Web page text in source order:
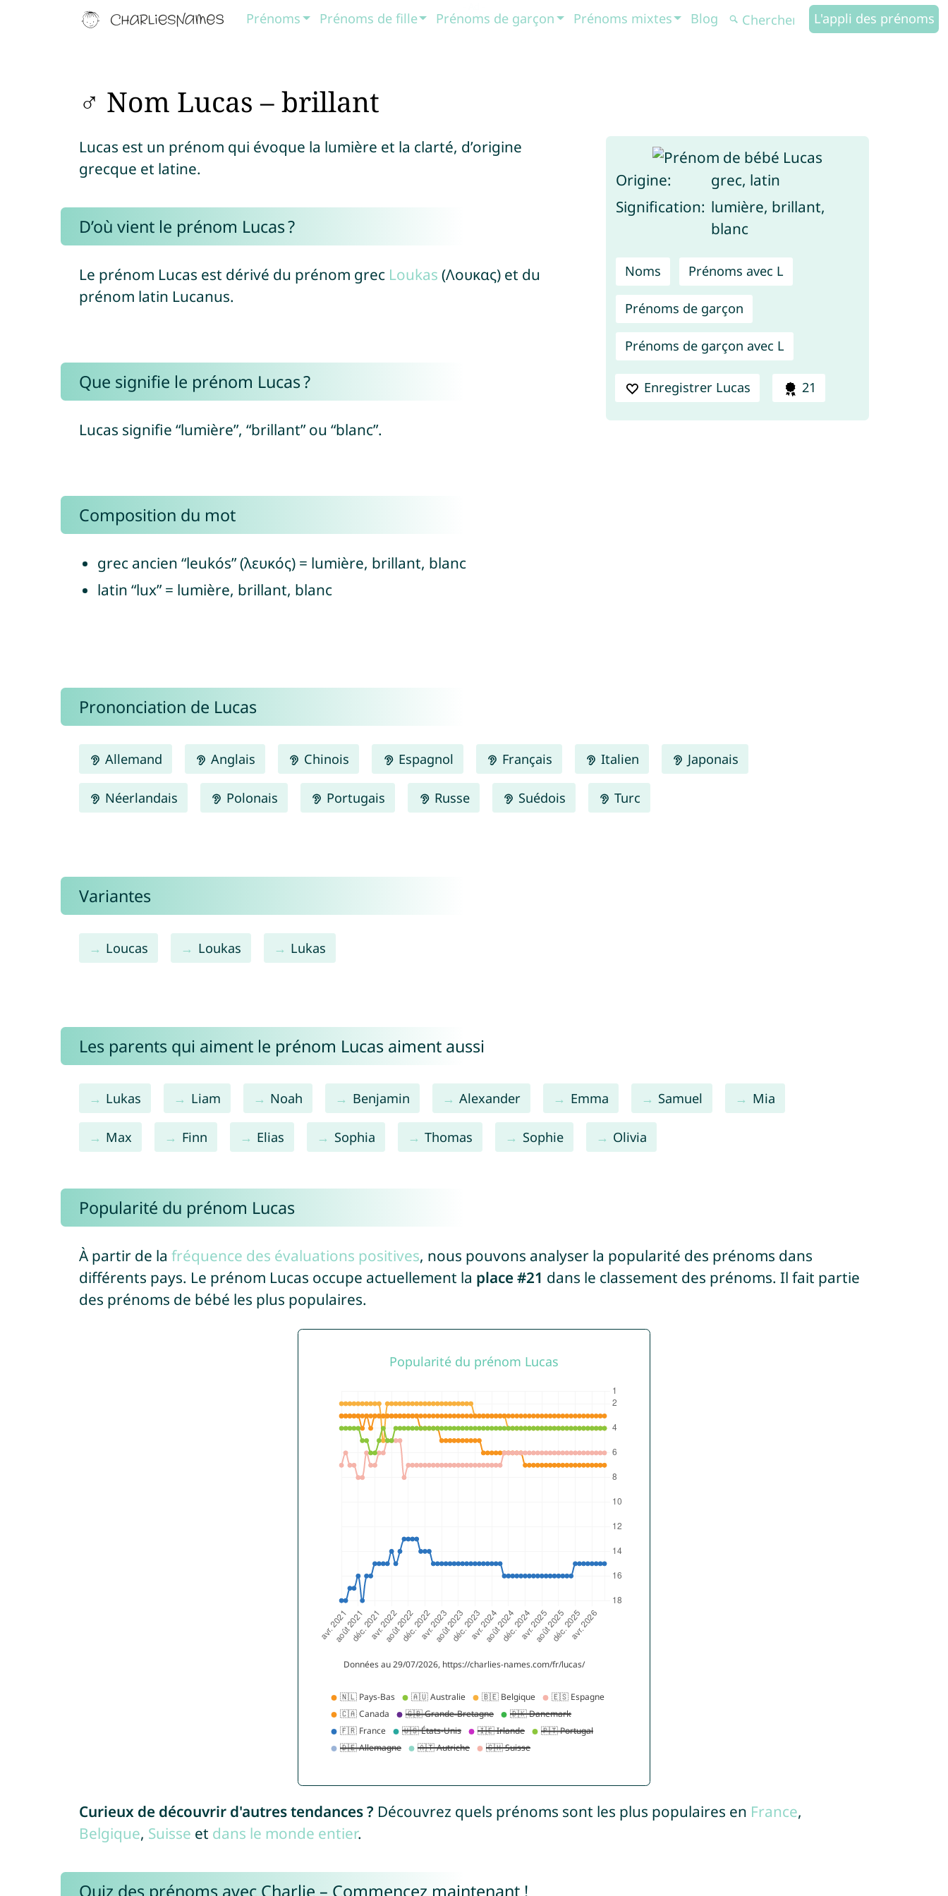
Prénoms Prénoms de fille Prénoms de garçon Prénoms mixtes Blog L'appli des prénoms
♂ Nom Lucas – brillant
Origine:
grec, latin
Signification: lumière, brillant,
blanc
Noms Prénoms avec L
Prénoms de garçon
Prénoms de garçon avec L
Enregistrer Lucas 21
Lucas est un prénom qui évoque la lumière et la clarté, d’origine
grecque et latine.
D’où vient le prénom Lucas ?
Le prénom Lucas est dérivé du prénom grec Loukas (Λουκας) et du
prénom latin Lucanus.
Que signifie le prénom Lucas ?
Lucas signifie “lumière”, “brillant” ou “blanc”.
Composition du mot
grec ancien “leukós” (λευκός) = lumière, brillant, blanc
latin “lux” = lumière, brillant, blanc
Prononciation de Lucas
Allemand Anglais Chinois Espagnol Français Italien Japonais
Néerlandais Polonais Portugais Russe Suédois Turc
Variantes
Loucas Loukas Lukas
Les parents qui aiment le prénom Lucas aiment aussi
Lukas Liam Noah Benjamin Alexander Emma Samuel Mia
Max Finn Elias Sophia Thomas Sophie Olivia
Popularité du prénom Lucas
À partir de la fréquence des évaluations positives, nous pouvons analyser la popularité des prénoms dans
différents pays. Le prénom Lucas occupe actuellement la place #21 dans le classement des prénoms. Il fait partie
des prénoms de bébé les plus populaires.
Curieux de découvrir d'autres tendances ? Découvrez quels prénoms sont les plus populaires en France,
Belgique, Suisse et dans le monde entier.
Quiz des prénoms avec Charlie – Commencez maintenant !